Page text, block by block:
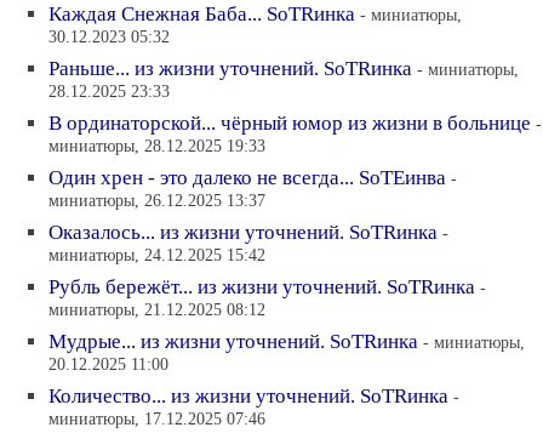
Каждая Снежная Баба... SoTRинка - миниатюры,
30.12.2023 05:32
Раньше... из жизни уточнений. SoTRинка - миниатюры,
28.12.2025 23:33
В ординаторской... чёрный юмор из жизни в больнице -
миниатюры, 28.12.2025 19:33
Один хрен - это далеко не всегда... SoTEинва -
миниатюры, 26.12.2025 13:37
Оказалось... из жизни уточнений. SoTRинка -
миниатюры, 24.12.2025 15:42
Рубль бережёт... из жизни уточнений. SoTRинка -
миниатюры, 21.12.2025 08:12
Мудрые... из жизни уточнений. SoTRинка - миниатюры,
20.12.2025 11:00
Количество... из жизни уточнений. SoTRинка -
миниатюры, 17.12.2025 07:46